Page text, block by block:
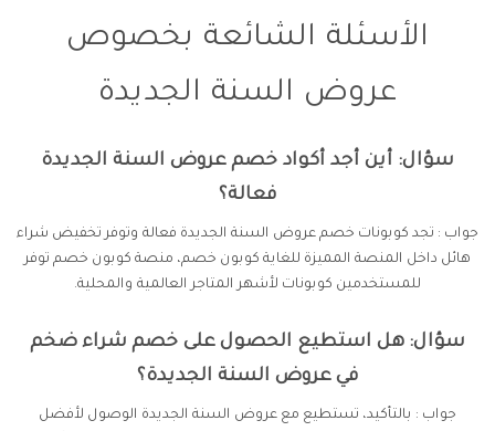
الأسئلة الشائعة بخصوص
عروض السنة الجديدة
سؤال: أين أجد أكواد خصم عروض السنة الجديدة
فعالة؟
جواب : تجد كوبونات خصم عروض السنة الجديدة فعالة وتوفر تخفيض شراء
هائل داخل المنصة المميزة للغاية كوبون خصم، منصة كوبون خصم توفر
للمستخدمين كوبونات لأشهر المتاجر العالمية والمحلية.
سؤال: هل استطيع الحصول على خصم شراء ضخم
في عروض السنة الجديدة؟
جواب : بالتأكيد، تستطيع مع عروض السنة الجديدة الوصول لأفضل